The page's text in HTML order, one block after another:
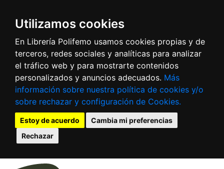
Utilizamos cookies
En Librería Polifemo usamos cookies propias y de
terceros, redes sociales y analíticas para analizar
el tráfico web y para mostrarte contenidos
personalizados y anuncios adecuados. Más
información sobre nuestra política de cookies y/o
sobre rechazar y configuración de Cookies.
Estoy de acuerdo
Cambia mi preferencias
Rechazar